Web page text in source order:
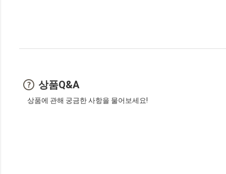
상품Q&A
상품에 관해 궁금한 사항을 물어보세요!